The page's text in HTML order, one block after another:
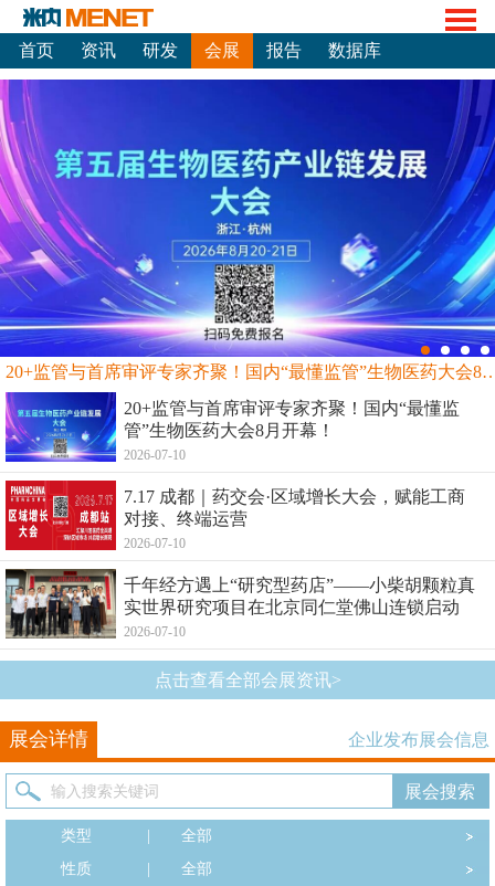
首页 资讯 研发 会展 报告 数据库
20+监管与首席审评专家齐聚！国内“最
20+监管与首席审评专家齐聚！国内“最懂监
管”生物医药大会8月开幕！
2026-07-10
7.17 成都｜药交会·区域增长大会，赋能工商
对接、终端运营
2026-07-10
千年经方遇上“研究型药店”——小柴胡颗粒真
实世界研究项目在北京同仁堂佛山连锁启动
2026-07-10
点击查看全部会展资讯>
展会详情 企业发布展会信息
类型
全部
性质
全部